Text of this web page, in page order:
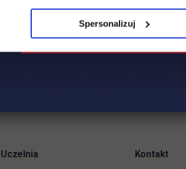
Spersonalizuj
Uczelnia Kontakt